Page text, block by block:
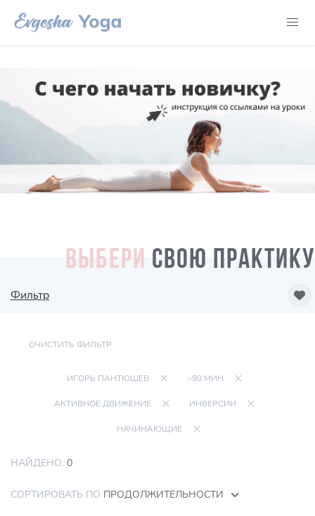
ВЫБЕРИ СВОЮ ПРАКТИКУ
Фильтр
ОЧИСТИТЬ ФИЛЬТР
ИГОРЬ ПАНТЮШЕВ ~90 МИН
АКТИВНОЕ ДВИЖЕНИЕ ИНВЕРСИИ
НАЧИНАЮЩИЕ
НАЙДЕНО: 0
СОРТИРОВАТЬ ПО ПРОДОЛЖИТЕЛЬНОСТИ